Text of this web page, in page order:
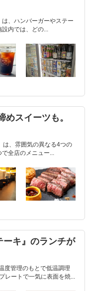
、ハンバーガーやステー
内では、どの...
めスイーツも。
は、雰囲気の異なる4つの
全店のメニュー...
ーキ』のランチが
度管理のもとで低温調理
ートで一気に表面を焼...